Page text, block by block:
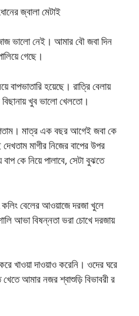
জ্বালা মেটাই
ভালো নেই। আমার বৌ জবা দিন
গেছে।
বাপভাতারি হয়েছে। রাত্রি বেলায়
খুব ভালো খেলতো।
মাত্র এক বছর আগেই জবা কে
মাগীর নিজের বাপের উপর
কে নিয়ে পালাবে, সেটা বুঝতে
কলিং বেলের আওয়াজে দরজা খুলে
আভা বিষন্নতা ভরা চোখে দরজায়
খাওয়া দাওয়াও করেনি। ওদের ঘরে
খেতে আমার নজর শ্বাশুড়ি বিভাবরী র